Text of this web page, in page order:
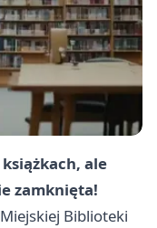
ale
zamknięta!
Biblioteki